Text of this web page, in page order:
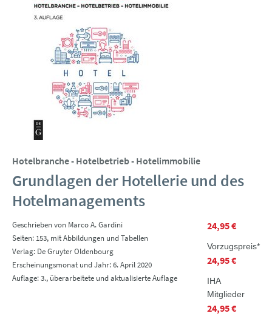
Hotelbranche - Hotelbetrieb - Hotelimmobilie
Grundlagen der Hotellerie und des
Hotelmanagements
Geschrieben von Marco A. Gardini
Seiten: 153, mit Abbildungen und Tabellen
Verlag: De Gruyter Oldenbourg
Erscheinungsmonat und Jahr: 6. April 2020
Auflage: 3., überarbeitete und aktualisierte Auflage
24,95 €
Vorzugspreis*
24,95 €
IHA
Mitglieder
24,95 €